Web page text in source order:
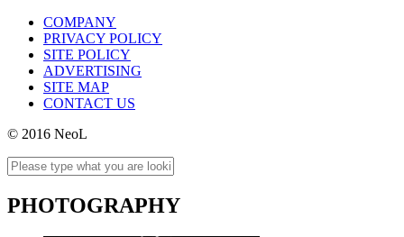
COMPANY
PRIVACY POLICY
SITE POLICY
ADVERTISING
SITE MAP
CONTACT US
© 2016 NeoL
PHOTOGRAPHY